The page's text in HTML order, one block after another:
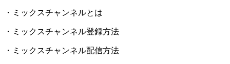
・ミックスチャンネルとは
・ミックスチャンネル登録方法
・ミックスチャンネル配信方法